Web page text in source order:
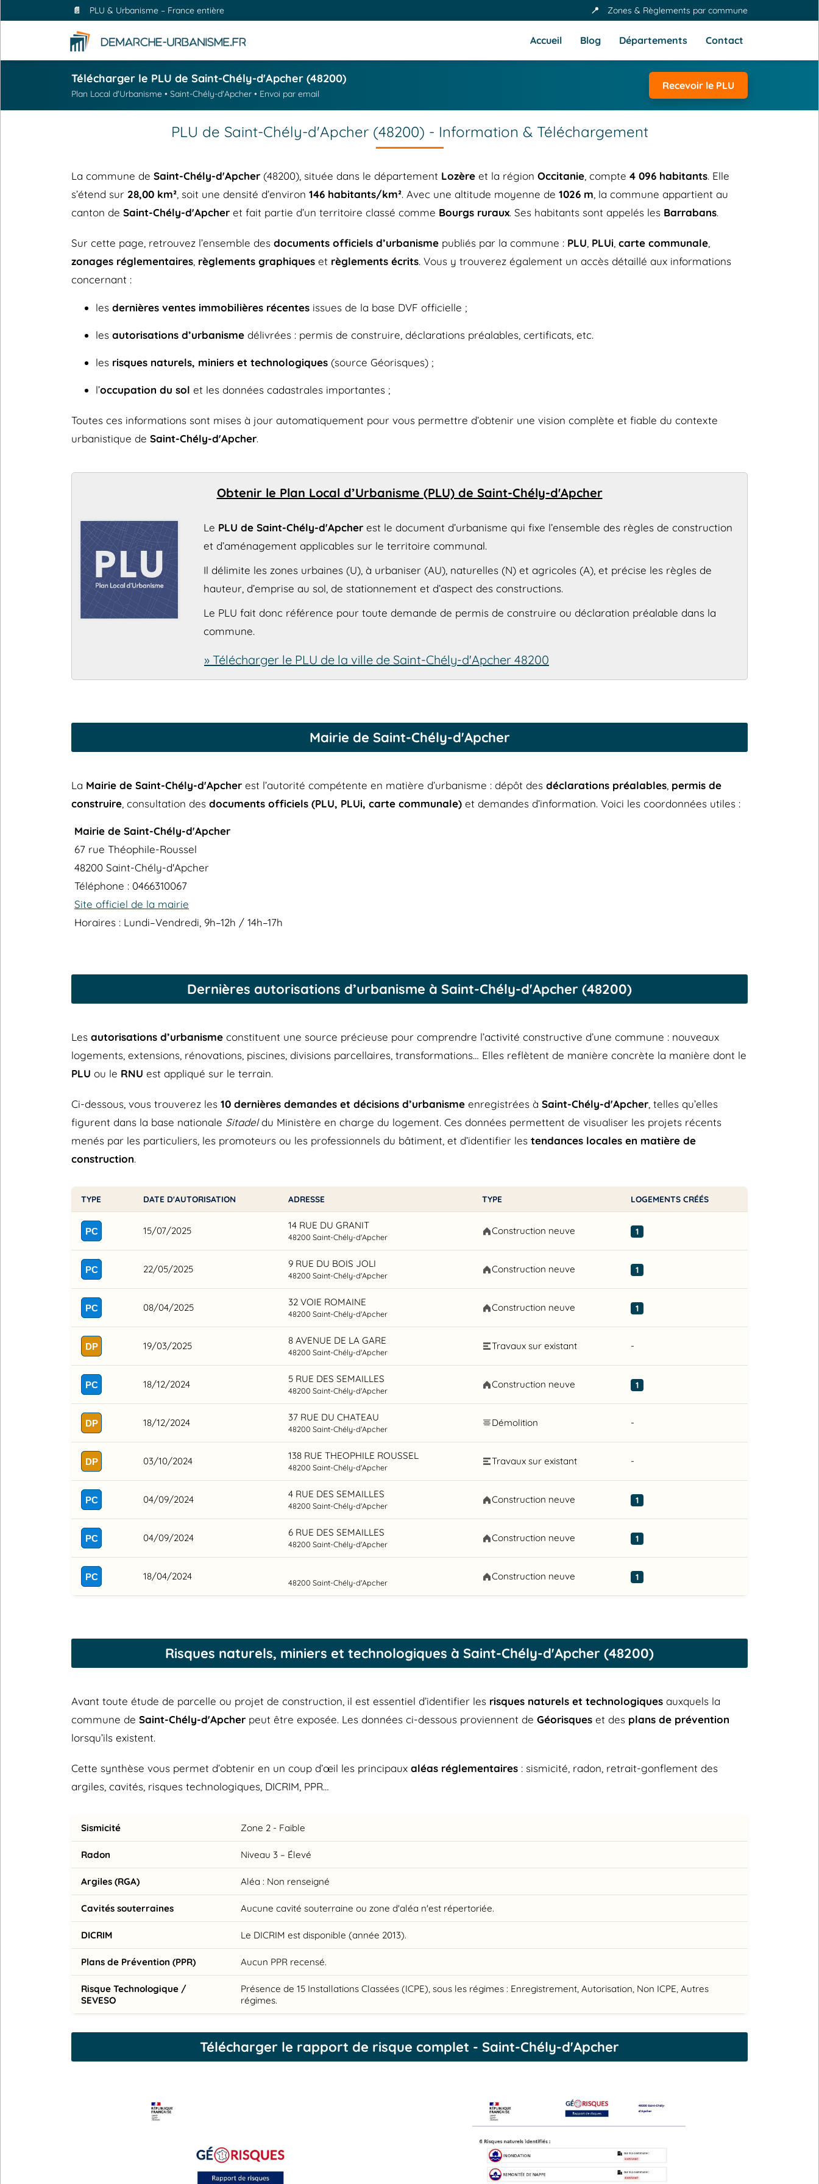
📄 PLU & Urbanisme – France entière 📍 Zones & Règlements par commune
Accueil Blog Départements Contact
Télécharger le PLU de Saint-Chély-d'Apcher (48200)
Plan Local d'Urbanisme • Saint-Chély-d'Apcher • Envoi par email
Recevoir le PLU
PLU de Saint-Chély-d'Apcher (48200) - Information & Téléchargement
La commune de Saint-Chély-d'Apcher (48200), située dans le département Lozère et la région Occitanie , compte 4 096 habitants. Elle
s’étend sur 28,00 km² , soit une densité d’environ 146 habitants/km². Avec une altitude moyenne de 1026 m , la commune appartient au
canton de Saint-Chély-d'Apcher et fait partie d’un territoire classé comme Bourgs ruraux. Ses habitants sont appelés les Barrabans.
Sur cette page, retrouvez l’ensemble des documents officiels d’urbanisme publiés par la commune : PLU PLUi carte communale
zonages réglementaires règlements graphiques et règlements écrits. Vous y trouverez également un accès détaillé aux informations
concernant :
les dernières ventes immobilières récentes issues de la base DVF officielle ;
les autorisations d’urbanisme délivrées : permis de construire, déclarations préalables, certificats, etc.
les risques naturels, miniers et technologiques (source Géorisques) ;
l’occupation du sol et les données cadastrales importantes ;
Toutes ces informations sont mises à jour automatiquement pour vous permettre d’obtenir une vision complète et fiable du contexte
urbanistique de Saint-Chély-d'Apcher.
Obtenir le Plan Local d’Urbanisme (PLU) de Saint-Chély-d'Apcher
Le PLU de Saint-Chély-d'Apcherest le document d’urbanisme qui fixe l’ensemble des règles de construction
et d’aménagement applicables sur le territoire communal.
Il délimite les zones urbaines (U), à urbaniser (AU), naturelles (N) et agricoles (A), et précise les règles de
hauteur, d’emprise au sol, de stationnement et d’aspect des constructions.
Le PLU fait donc référence pour toute demande de permis de construire ou déclaration préalable dans la
commune.
» Télécharger le PLU de la ville de Saint-Chély-d'Apcher 48200
Mairie de Saint-Chély-d'Apcher
La Mairie de Saint-Chély-d'Apcher est l’autorité compétente en matière d’urbanisme : dépôt des déclarations préalables permis de
construire , consultation des documents officiels (PLU, PLUi, carte communale) et demandes d’information. Voici les coordonnées utiles :
Mairie de Saint-Chély-d'Apcher
67 rue Théophile-Roussel
48200 Saint-Chély-d'Apcher
Téléphone : 0466310067
Site officiel de la mairie
Horaires : Lundi–Vendredi, 9h–12h / 14h–17h
Dernières autorisations d’urbanisme à Saint-Chély-d'Apcher (48200)
Les autorisations d’urbanisme constituent une source précieuse pour comprendre l’activité constructive d’une commune : nouveaux
logements, extensions, rénovations, piscines, divisions parcellaires, transformations… Elles reflètent de manière concrète la manière dont le
PLU ou le RNU est appliqué sur le terrain.
Ci-dessous, vous trouverez les 10 dernières demandes et décisions d’urbanisme enregistrées à Saint-Chély-d'Apcher , telles qu’elles
figurent dans la base nationale Sitadeldu Ministère en charge du logement. Ces données permettent de visualiser les projets récents
menés par les particuliers, les promoteurs ou les professionnels du bâtiment, et d’identifier les tendances locales en matière de
construction.
TYPE DATE D'AUTORISATION ADRESSE TYPE LOGEMENTS CRÉÉS
PC 15/07/2025 14 RUE DU GRANIT
48200 Saint-Chély-d'Apcher
Construction neuve 1
PC 22/05/2025 9 RUE DU BOIS JOLI
48200 Saint-Chély-d'Apcher
Construction neuve 1
PC 08/04/2025 32 VOIE ROMAINE
48200 Saint-Chély-d'Apcher
Construction neuve 1
DP 19/03/2025 8 AVENUE DE LA GARE
48200 Saint-Chély-d'Apcher
Travaux sur existant -
PC 18/12/2024 5 RUE DES SEMAILLES
48200 Saint-Chély-d'Apcher
Construction neuve 1
DP 18/12/2024 37 RUE DU CHATEAU
48200 Saint-Chély-d'Apcher
Démolition -
DP 03/10/2024 138 RUE THEOPHILE ROUSSEL
48200 Saint-Chély-d'Apcher
Travaux sur existant -
PC 04/09/2024 4 RUE DES SEMAILLES
48200 Saint-Chély-d'Apcher
Construction neuve 1
PC 04/09/2024 6 RUE DES SEMAILLES
48200 Saint-Chély-d'Apcher
Construction neuve 1
PC 18/04/2024
48200 Saint-Chély-d'Apcher
Construction neuve 1
Risques naturels, miniers et technologiques à Saint-Chély-d'Apcher (48200)
Avant toute étude de parcelle ou projet de construction, il est essentiel d’identifier les risques naturels et technologiques auxquels la
commune de Saint-Chély-d'Apcher peut être exposée. Les données ci-dessous proviennent de Géorisques et des plans de prévention
lorsqu’ils existent.
Cette synthèse vous permet d’obtenir en un coup d’œil les principaux aléas réglementaires : sismicité, radon, retrait-gonflement des
argiles, cavités, risques technologiques, DICRIM, PPR…
Sismicité Zone 2 - Faible
Radon Niveau 3 – Élevé
Argiles (RGA) Aléa : Non renseigné
Cavités souterraines Aucune cavité souterraine ou zone d'aléa n'est répertoriée.
DICRIM Le DICRIM est disponible (année 2013).
Plans de Prévention (PPR) Aucun PPR recensé.
Risque Technologique /
SEVESO
Présence de 15 Installations Classées (ICPE), sous les régimes : Enregistrement, Autorisation, Non ICPE, Autres
régimes.
Télécharger le rapport de risque complet - Saint-Chély-d'Apcher